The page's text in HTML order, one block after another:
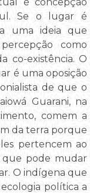
Se o lugar é
uma ideia que
como
co-existência. O
é uma oposição
de que o
Guarani, na
comem a
da terra porque
pertencem ao
que pode mudar
O indígena que
política a